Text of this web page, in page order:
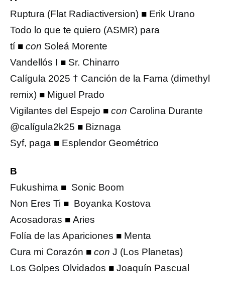
Ruptura (Flat Radiactiversion) ■ Erik Urano
Todo lo que te quiero (ASMR) para
tí ■ con Soleá Morente
Vandellós I ■ Sr. Chinarro
Calígula 2025 † Canción de la Fama (dimethyl
remix) ■ Miguel Prado
Vigilantes del Espejo ■ con Carolina Durante
@calígula2k25 ■ Biznaga
Syf, paga ■ Esplendor Geométrico
B
Fukushima ■ Sonic Boom
Non Eres Ti ■ Boyanka Kostova
Acosadoras ■ Aries
Folía de las Apariciones ■ Menta
Cura mi Corazón ■ con J (Los Planetas)
Los Golpes Olvidados ■ Joaquín Pascual